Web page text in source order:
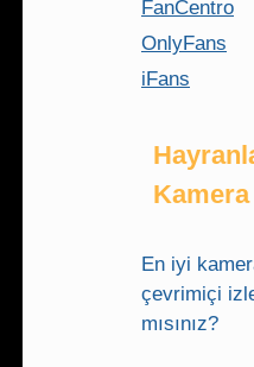
FanCentro
OnlyFans
iFans
En iyi
çevrimiçi
mısınız?